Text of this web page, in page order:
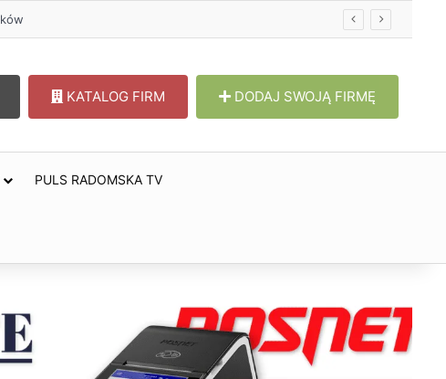
KATALOG FIRM DODAJ SWOJĄ FIRMĘ
PULS RADOMSKA TV